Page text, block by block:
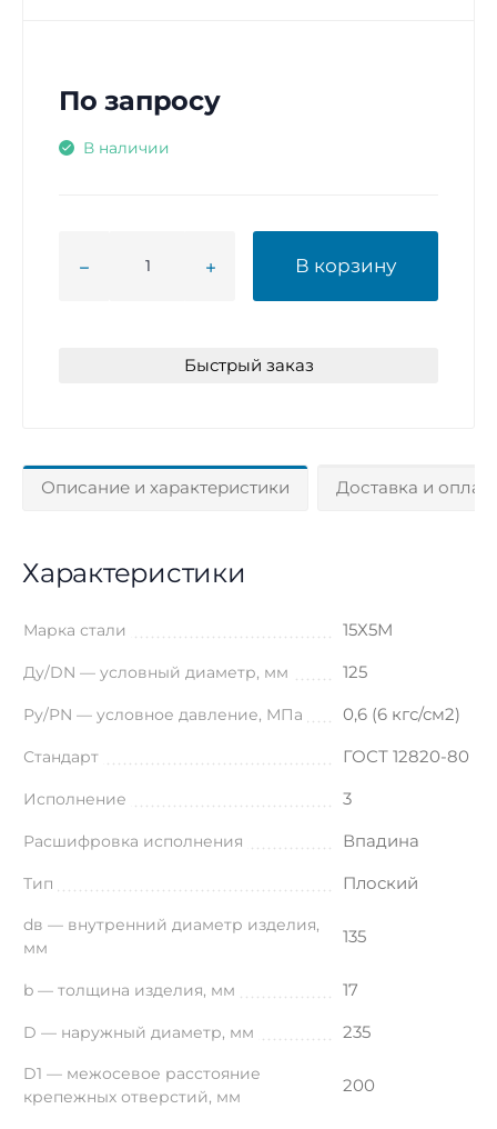
По запросу
В наличии
В корзину
Быстрый заказ
Описание и характеристики Доставка и
Характеристики
Марка стали 15Х5М
Ду/DN — условный диаметр, мм 125
Ру/PN — условное давление, МПа 0,6 (6 кгс/см2)
Стандарт ГОСТ 12820-80
Исполнение 3
Расшифровка исполнения Впадина
Тип Плоский
dв — внутренний диаметр изделия,
мм
135
b — толщина изделия, мм 17
D — наружный диаметр, мм 235
D1 — межосевое расстояние
крепежных отверстий, мм
200